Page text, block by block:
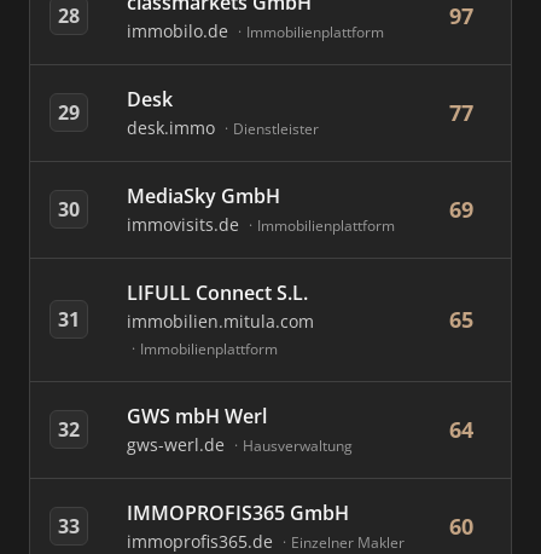
28
immobilo.de Immobilienplattform
97
29 Desk
desk.immo Dienstleister
77
30 MediaSky GmbH
immovisits.de Immobilienplattform
69
31
LIFULL Connect S.L.
immobilien.mitula.com
Immobilienplattform
65
32 GWS mbH Werl
gws-werl.de Hausverwaltung
64
33 IMMOPROFIS365 GmbH
immoprofis365.de Einzelner Makler
60